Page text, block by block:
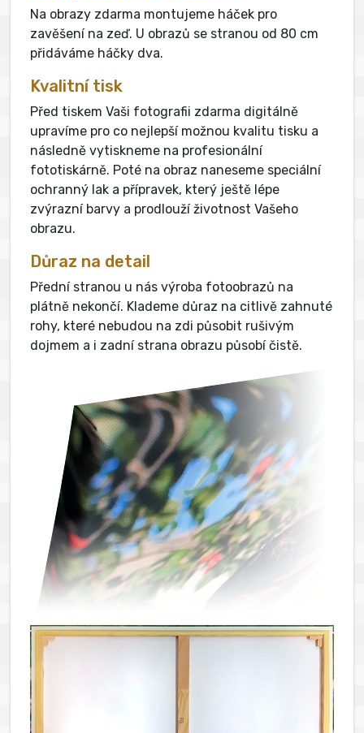
Na obrazy zdarma montujeme háček pro
zavěšení na zeď. U obrazů se stranou od 80 cm
přidáváme háčky dva.
Kvalitní tisk
Před tiskem Vaši fotografii zdarma digitálně
upravíme pro co nejlepší možnou kvalitu tisku a
následně vytiskneme na profesionální
fototiskárně. Poté na obraz naneseme speciální
ochranný lak a přípravek, který ještě lépe
zvýrazní barvy a prodlouží životnost Vašeho
obrazu.
Důraz na detail
Přední stranou u nás výroba fotoobrazů na
plátně nekončí. Klademe důraz na citlivě zahnuté
rohy, které nebudou na zdi působit rušivým
dojmem a i zadní strana obrazu působí čistě.